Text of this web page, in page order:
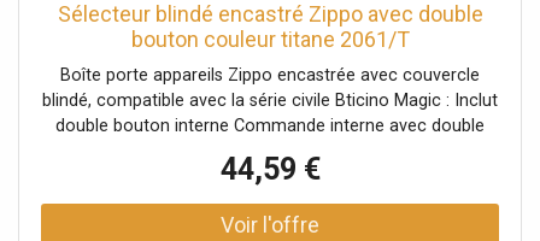
Sélecteur blindé encastré Zippo avec double
bouton couleur titane 2061/T
Boîte porte appareils Zippo encastrée avec couvercle
blindé, compatible avec la série civile Bticino Magic : Inclut
double bouton interne Commande interne avec double
intégration (exemple clé électronique alarme) Serrure
codée avec 2 clés incluses Degré de protection IP40
Matériau robuste : Zama Couleur : titane Dimensions
44,59 €